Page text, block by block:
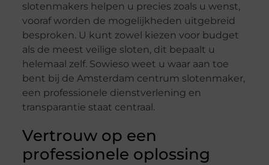
slotenmakers helpen u precies zoals u wenst,
vooraf worden de mogelijkheden uitgebreid
besproken. U kunt zowel kiezen voor budget
als de meest veilige sloten, dit bepaalt u
helemaal zelf. Sowieso weet u waar aan toe
bent bij de Amsterdam centrum slotenmaker,
een professionele dienstverlening en
transparantie staat centraal.
Vertrouw op een
professionele oplossing